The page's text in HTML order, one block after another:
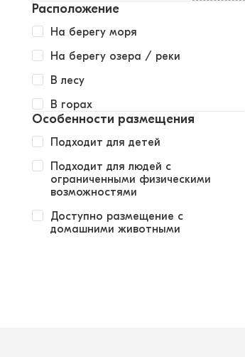
Расположение
На берегу моря
На берегу озера / реки
В лесу
В горах
Особенности размещения
Подходит для детей
Подходит для людей с
ограниченными физическими
возможностями
Доступно размещение с
домашними животными